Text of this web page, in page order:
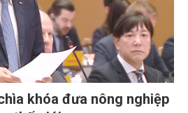
khóa đưa nông nghiệp